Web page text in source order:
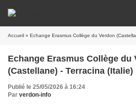
Accueil » Echange Erasmus Collège du Verdon
Echange Erasmus Collège du
(Castellane) - Terracina (Italie)
Publié le 25/05/2026 à 16:24
Par verdon-info